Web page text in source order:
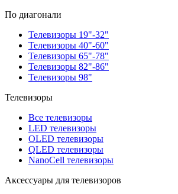
По диагонали
Телевизоры 19"-32"
Телевизоры 40"-60"
Телевизоры 65"-78"
Телевизоры 82"-86"
Телевизоры 98"
Телевизоры
Все телевизоры
LED телевизоры
OLED телевизоры
QLED телевизоры
NanoCell телевизоры
Аксессуары для телевизоров